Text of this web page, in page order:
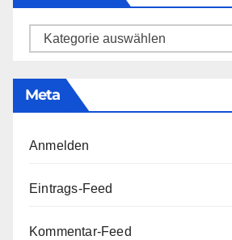
Kategorien
Meta
Anmelden
Eintrags-Feed
Kommentar-Feed